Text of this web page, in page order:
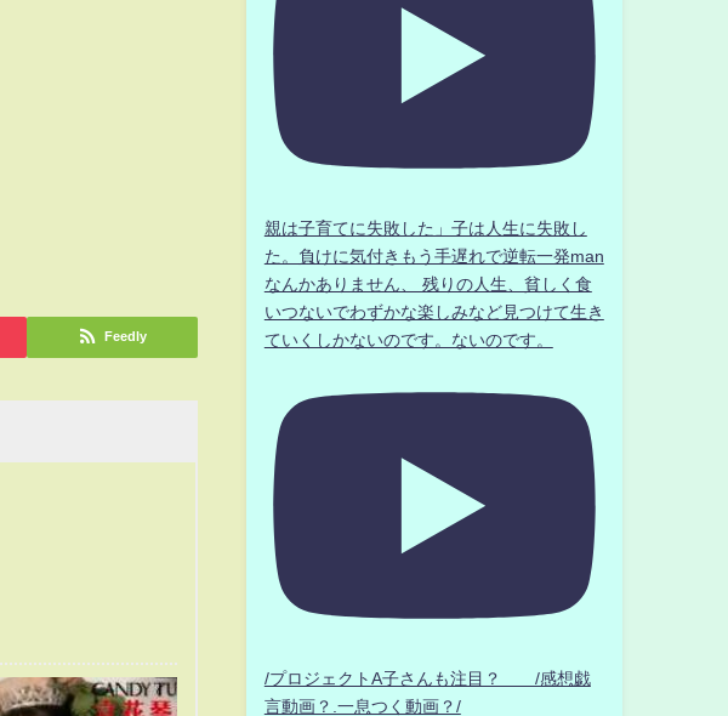
Feedly
親は子育てに失敗した」子は人生に失敗し
た。負けに気付きもう手遅れで逆転一発man
なんかありません、 残りの人生、貧しく食
いつないでわずかな楽しみなど見つけて生き
ていくしかないのです。ないのです。
/プロジェクトA子さんも注目？ /感想戯
言動画？.一息つく動画？/